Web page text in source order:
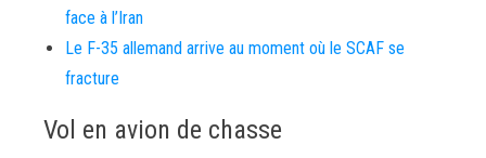
face à l’Iran
Le F-35 allemand arrive au moment où le SCAF se
fracture
Vol en avion de chasse